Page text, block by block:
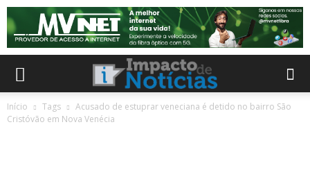
Início Tags
Acusado de estuprar veneciana é detido no bairro São
Cristóvão em Nova Venécia